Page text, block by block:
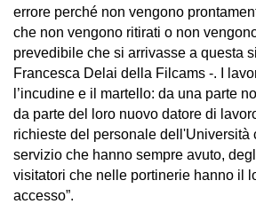
errore perché non vengono
che non vengono ritirati o non
prevedibile che si arrivasse a questa
Francesca Delai della Filcams -. I
l’incudine e il martello: da una parte
da parte del loro nuovo datore di
richieste del personale dell'Università
servizio che hanno sempre avuto,
visitatori che nelle portinerie hanno il
accesso”.